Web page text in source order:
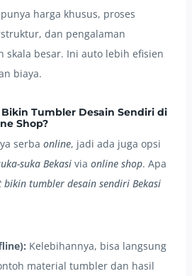
harga khusus, proses
dan pengalaman
skala besar. Ini auto lebih efisien
biaya.
Tumbler Desain Sendiri di
Shop?
serba online, jadi ada juga opsi
suka Bekasi via online shop. Apa
bikin tumbler desain sendiri Bekasi
Kelebihannya, bisa langsung
material tumbler dan hasil